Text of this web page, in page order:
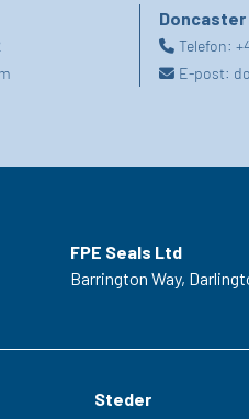
Doncaster
Telefon:
E-post:
FPE Seals Ltd
Barrington Way,
Steder